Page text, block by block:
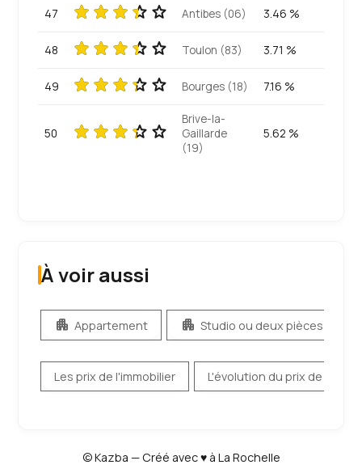
47 Antibes (06) 3.46 %
48 Toulon (83) 3.71 %
49 Bourges (18) 7.16 %
50
Brive-la-
Gaillarde
(19)
5.62 %
À voir aussi
apartment Appartement apartment Studio ou deux pièces
Les prix de l'immobilier L'évolution du prix de
© Kazba — Créé avec ♥ à La Rochelle